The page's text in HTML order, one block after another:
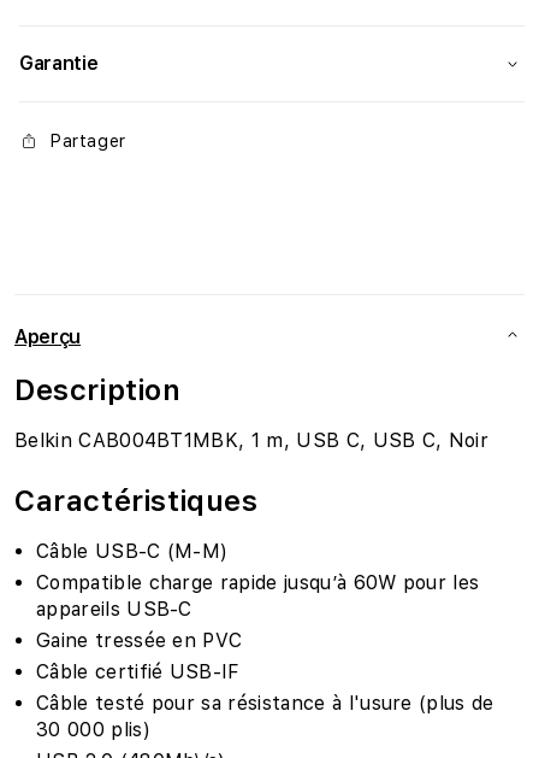
Garantie
Partager
Aperçu
Description
Belkin CAB004BT1MBK, 1 m, USB C, USB C, Noir
Caractéristiques
Câble USB-C (M-M)
Compatible charge rapide jusqu’à 60W pour les
appareils USB-C
Gaine tressée en PVC
Câble certifié USB-IF
Câble testé pour sa résistance à l'usure (plus de
30 000 plis)